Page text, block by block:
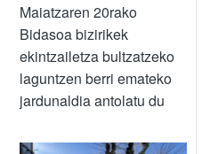
Maiatzaren 20rako
Bidasoa bizirikek
ekintzailetza bultzatzeko
laguntzen berri emateko
jardunaldia antolatu du